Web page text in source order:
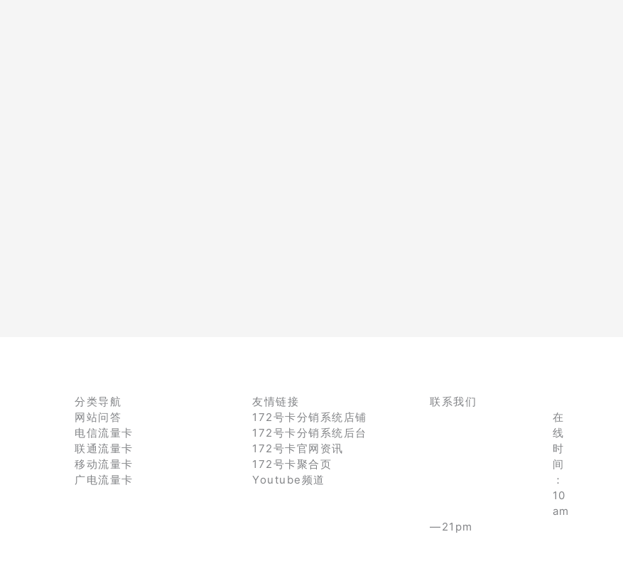
分类导航
网站问答
电信流量卡
联通流量卡
移动流量卡
广电流量卡
友情链接
172号卡分销系统店铺
172号卡分销系统后台
172号卡官网资讯
172号卡聚合页
Youtube频道
联系我们
在
线
时
间
：
10
am
—21pm